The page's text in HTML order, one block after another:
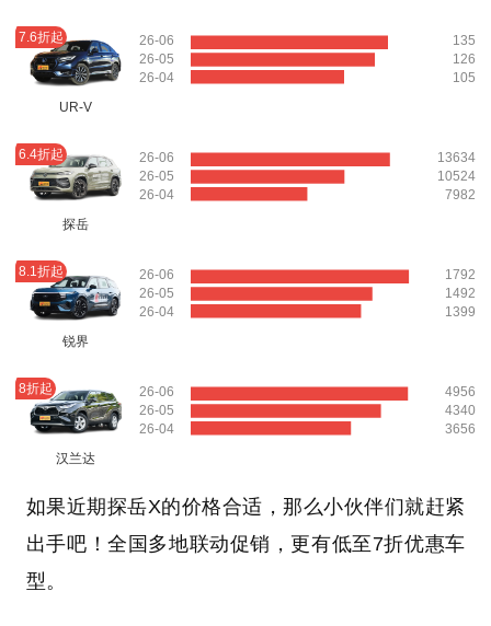
7.6折起
UR-V
26-06
26-05
26-04
135
126
105
6.4折起
探岳
26-06
26-05
26-04
13634
10524
7982
8.1折起
锐界
26-06
26-05
26-04
1792
1492
1399
8折起
汉兰达
26-06
26-05
26-04
4956
4340
3656
如果近期探岳X的价格合适，那么小伙伴们就赶紧
出手吧！全国多地联动促销，更有低至7折优惠车
型。